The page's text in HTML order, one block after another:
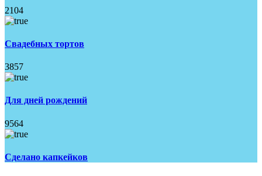
2104
Свадебных тортов
3857
Для дней рождений
9564
Сделано капкейков